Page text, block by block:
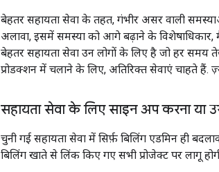
बेहतर सहायता सेवा के तहत, गंभीर असर वाली
अलावा, इसमें समस्या को आगे बढ़ाने के
बेहतर सहायता सेवा उन लोगों के लिए है जो हर समय
प्रोडक्शन में चलाने के लिए, अतिरिक्त सेवाएं चाहते हैं.
सहायता सेवा के लिए साइन अप करना या
चुनी गई सहायता सेवा में सिर्फ़ बिलिंग एडमिन ही
बिलिंग खाते से लिंक किए गए सभी प्रोजेक्ट पर लागू